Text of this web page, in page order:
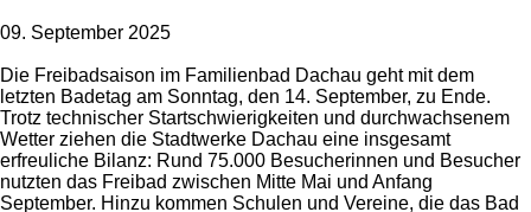
09. September 2025
Die Freibadsaison im Familienbad Dachau geht mit dem
letzten Badetag am Sonntag, den 14. September, zu Ende.
Trotz technischer Startschwierigkeiten und durchwachsenem
Wetter ziehen die Stadtwerke Dachau eine insgesamt
erfreuliche Bilanz: Rund 75.000 Besucherinnen und Besucher
nutzten das Freibad zwischen Mitte Mai und Anfang
September. Hinzu kommen Schulen und Vereine, die das Bad